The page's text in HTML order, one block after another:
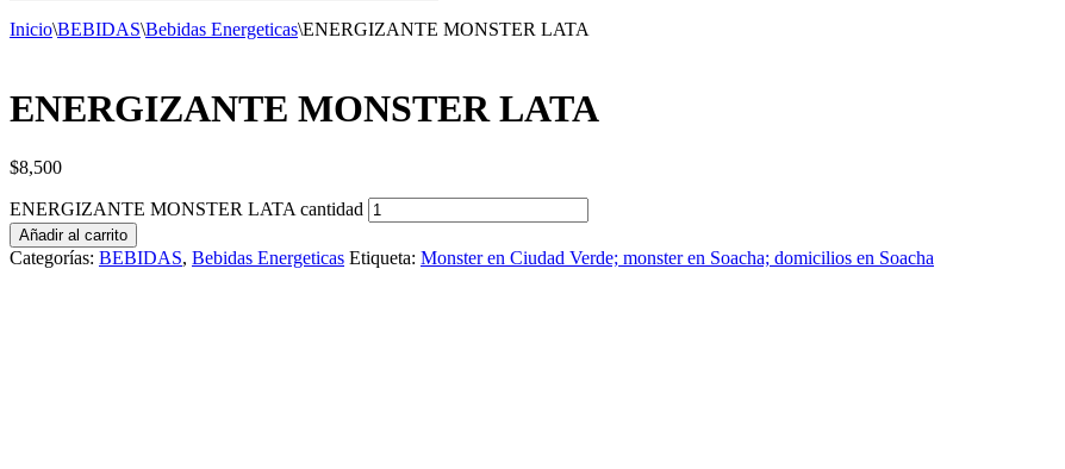
Inicio\BEBIDAS\Bebidas Energeticas\ENERGIZANTE MONSTER LATA
ENERGIZANTE MONSTER LATA
$8,500
ENERGIZANTE MONSTER LATA cantidad
Añadir al carrito
Categorías: BEBIDAS, Bebidas Energeticas Etiqueta: Monster en Ciudad Verde; monster en Soacha; domicilios en Soacha